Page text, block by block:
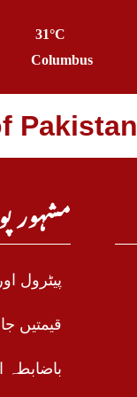
31°C
Columbus
Pakistan
مشہور
پیٹرول
قیمتیں
باضابطہ